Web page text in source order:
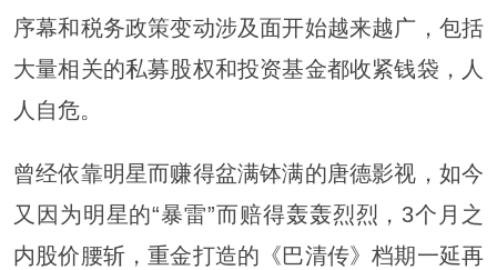
序幕和税务政策变动涉及面开始越来越广，包括
大量相关的私募股权和投资基金都收紧钱袋，人
人自危。
曾经依靠明星而赚得盆满钵满的唐德影视，如今
又因为明星的“暴雷”而赔得轰轰烈烈，3个月之
内股价腰斩，重金打造的《巴清传》档期一延再